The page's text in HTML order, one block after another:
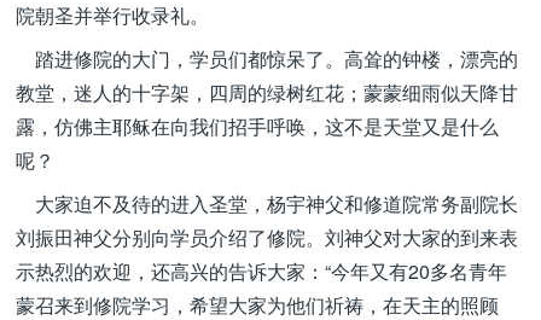
院朝圣并举行收录礼。
踏进修院的大门，学员们都惊呆了。高耸的钟楼，漂亮的
教堂，迷人的十字架，四周的绿树红花；蒙蒙细雨似天降甘
露，仿佛主耶稣在向我们招手呼唤，这不是天堂又是什么
呢？
大家迫不及待的进入圣堂，杨宇神父和修道院常务副院长
刘振田神父分别向学员介绍了修院。刘神父对大家的到来表
示热烈的欢迎，还高兴的告诉大家：“今年又有20多名青年
蒙召来到修院学习，希望大家为他们祈祷，在天主的照顾